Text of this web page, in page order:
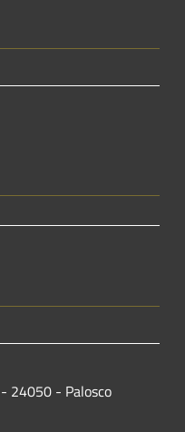
24050 - Palosco